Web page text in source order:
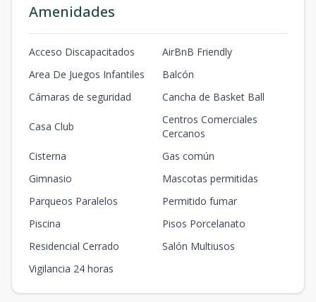
Amenidades
Acceso Discapacitados
AirBnB Friendly
Area De Juegos Infantiles
Balcón
Cámaras de seguridad
Cancha de Basket Ball
Casa Club
Centros Comerciales
Cercanos
Cisterna
Gas común
Gimnasio
Mascotas permitidas
Parqueos Paralelos
Permitido fumar
Piscina
Pisos Porcelanato
Residencial Cerrado
Salón Multiusos
Vigilancia 24 horas